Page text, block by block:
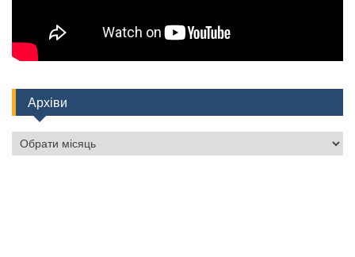
Архіви
Архіви